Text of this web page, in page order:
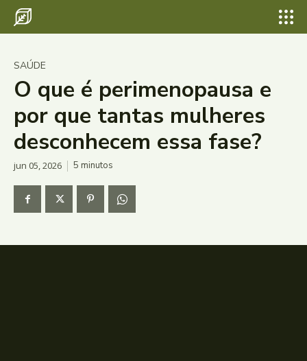
SAÚDE
O que é perimenopausa e
por que tantas mulheres
desconhecem essa fase?
jun 05, 2026 5 minutos